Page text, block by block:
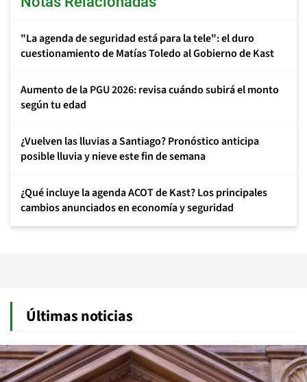
"La agenda de seguridad está para la tele": el duro
cuestionamiento de Matías Toledo al Gobierno de Kast
Aumento de la PGU 2026: revisa cuándo subirá el monto
según tu edad
¿Vuelven las lluvias a Santiago? Pronóstico anticipa
posible lluvia y nieve este fin de semana
¿Qué incluye la agenda ACOT de Kast? Los principales
cambios anunciados en economía y seguridad
Últimas noticias